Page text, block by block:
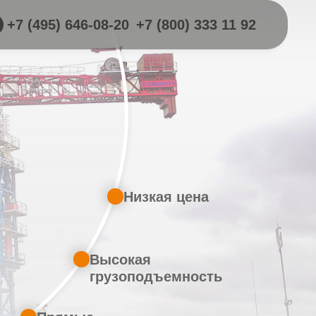
+7 (495) 646-08-20 +7 (800) 333 11 92
Высокая
грузоподъемность
Низкая цена